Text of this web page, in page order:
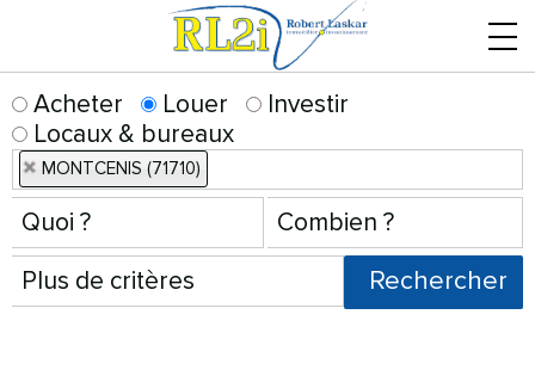
Acheter Louer
Investir
Locaux & bureaux
MONTCENIS (71710)